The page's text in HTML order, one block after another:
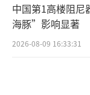
中国第1高楼阻
海豚”影响显著
2026-08-09 16:33:31